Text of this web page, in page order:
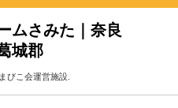
ムさみた｜奈良
城郡
びこ会運営施設.